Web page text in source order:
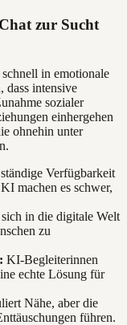
zur Sucht
in emotionale
dass intensive
sozialer
einhergehen
ohnehin unter
Verfügbarkeit
machen es schwer,
in die digitale Welt
zu
KI-Begleiterinnen
echte Lösung für
Nähe, aber die
führen.